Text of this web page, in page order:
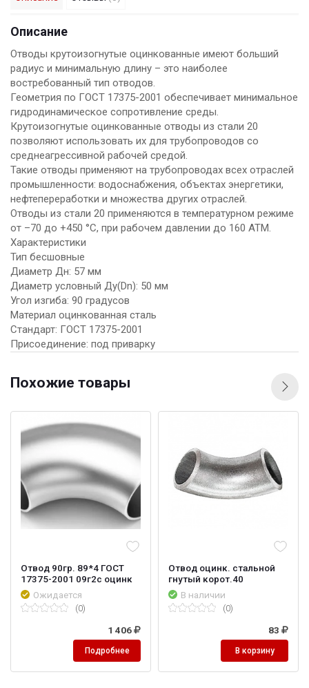
Описание
Отводы крутоизогнутые оцинкованные имеют больший
радиус и минимальную длину – это наиболее
востребованный тип отводов.
Геометрия по ГОСТ 17375-2001 обеспечивает минимальное
гидродинамическое сопротивление среды.
Крутоизогнутые оцинкованные отводы из стали 20
позволяют использовать их для трубопроводов со
среднеагрессивной рабочей средой.
Такие отводы применяют на трубопроводах всех отраслей
промышленности: водоснабжения, объектах энергетики,
нефтепереработки и множества других отраслей.
Отводы из стали 20 применяются в температурном режиме
от –70 до +450 °C, при рабочем давлении до 160 АТМ.
Характеристики
Тип бесшовные
Диаметр Дн: 57 мм
Диаметр условный Ду(Dn): 50 мм
Угол изгиба: 90 градусов
Материал оцинкованная сталь
Стандарт: ГОСТ 17375-2001
Присоединение: под приварку
Похожие товары
Отвод 90гр. 89*4 ГОСТ
17375-2001 09г2с оцинк
Ожидается
(0)
1 406
Подробнее
Отвод оцинк. стальной
гнутый корот.40
В наличии
(0)
83
В корзину